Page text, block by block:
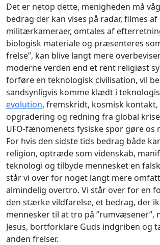
Det er netop dette, menigheden må
bedrag der kan vises på radar, filmes af
militærkameraer, omtales af
biologisk materiale og præsenteres
frelse”, kan blive langt mere
moderne verden end et rent religiøst
forføre en teknologisk civilisation, vil
sandsynligvis komme klædt i
evolution, fremskridt, kosmisk
opgradering og redning fra global
UFO-fænomenets fysiske spor gøre os
For hvis den sidste tids bedrag både
religion, optræde som videnskab,
teknologi og tilbyde mennesket en
står vi over for noget langt mere
almindelig overtro. Vi står over for en
den stærke vildfarelse, et bedrag, der
mennesker til at tro på ”rumvæsener”,
Jesus, bortforklare Guds indgriben og
anden frelser.